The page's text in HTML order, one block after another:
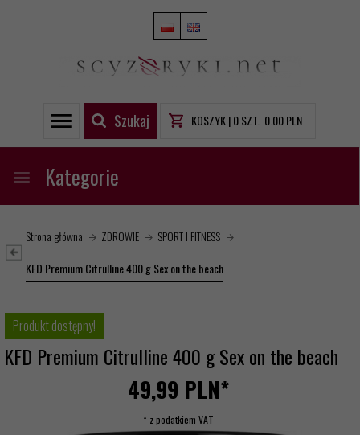
Szukaj KOSZYK |0SZT. 0.00PLN
Kategorie
Strona główna ZDROWIE
SPORT I FITNESS
KFD Premium Citrulline 400 g Sex on the beach
Produkt dostępny!
KFD Premium Citrulline 400 g Sex on the beach
49,99 PLN*
* z podatkiem VAT